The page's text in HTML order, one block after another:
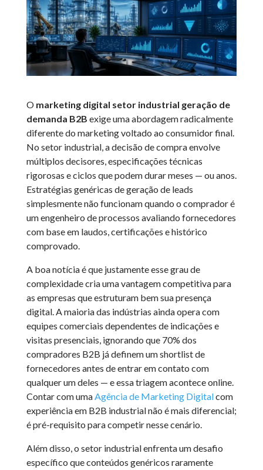
O marketing digital setor industrial geração de
demanda B2B exige uma abordagem radicalmente
diferente do marketing voltado ao consumidor final.
No setor industrial, a decisão de compra envolve
múltiplos decisores, especificações técnicas
rigorosas e ciclos que podem durar meses — ou anos.
Estratégias genéricas de geração de leads
simplesmente não funcionam quando o comprador é
um engenheiro de processos avaliando fornecedores
com base em laudos, certificações e histórico
comprovado.
A boa notícia é que justamente esse grau de
complexidade cria uma vantagem competitiva para
as empresas que estruturam bem sua presença
digital. A maioria das indústrias ainda opera com
equipes comerciais dependentes de indicações e
visitas presenciais, ignorando que 70% dos
compradores B2B já definem um shortlist de
fornecedores antes de entrar em contato com
qualquer um deles — e essa triagem acontece online.
Contar com umaAgência de Marketing Digitalcom
experiência em B2B industrial não é mais diferencial;
é pré-requisito para competir nesse cenário.
Além disso, o setor industrial enfrenta um desafio
específico que conteúdos genéricos raramente